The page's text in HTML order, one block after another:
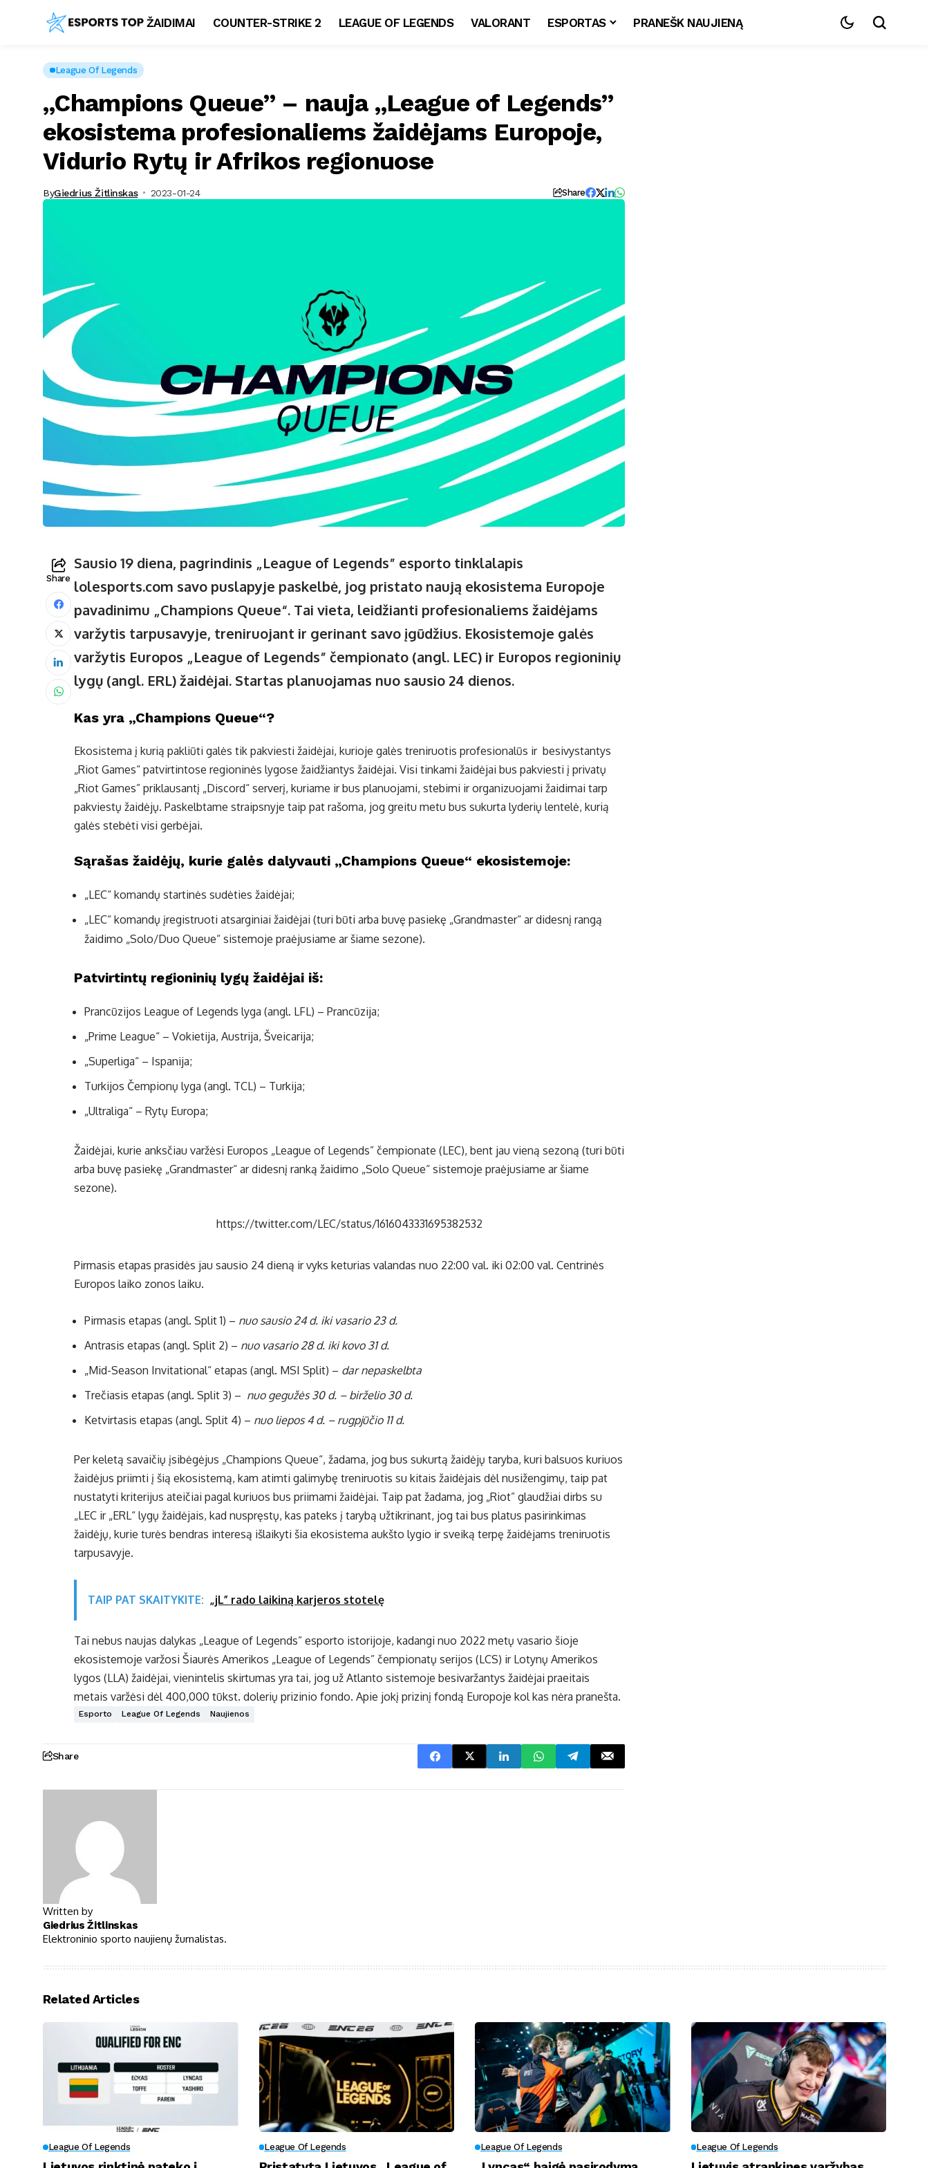
ŽAIDIMAI COUNTER-STRIKE 2 LEAGUE OF LEGENDS VALORANT ESPORTAS PRANEŠK NAUJIENĄ
League Of Legends
„Champions Queue” – nauja „League of Legends”
ekosistema profesionaliems žaidėjams Europoje,
Vidurio Rytų ir Afrikos regionuose
ByGiedrius Žitlinskas 2023-01-24 Share
Share
Sausio 19 diena, pagrindinis „League of Legends” esporto tinklalapis
lolesports.com savo puslapyje paskelbė, jog pristato naują ekosistema Europoje
pavadinimu „Champions Queue“. Tai vieta, leidžianti profesionaliems žaidėjams
varžytis tarpusavyje, treniruojant ir gerinant savo įgūdžius. Ekosistemoje galės
varžytis Europos „League of Legends” čempionato (angl. LEC) ir Europos regioninių
lygų (angl. ERL) žaidėjai. Startas planuojamas nuo sausio 24 dienos.
Kas yra „Champions Queue“?
Ekosistema į kurią pakliūti galės tik pakviesti žaidėjai, kurioje galės treniruotis profesionalūs ir besivystantys
„Riot Games“ patvirtintose regioninės lygose žaidžiantys žaidėjai. Visi tinkami žaidėjai bus pakviesti į privatų
„Riot Games” priklausantį „Discord“ serverį, kuriame ir bus planuojami, stebimi ir organizuojami žaidimai tarp
pakviestų žaidėjų. Paskelbtame straipsnyje taip pat rašoma, jog greitu metu bus sukurta lyderių lentelė, kurią
galės stebėti visi gerbėjai.
Sąrašas žaidėjų, kurie galės dalyvauti „Champions Queue“ ekosistemoje:
„LEC“ komandų startinės sudėties žaidėjai;
„LEC“ komandų įregistruoti atsarginiai žaidėjai (turi būti arba buvę pasiekę „Grandmaster“ ar didesnį rangą
žaidimo „Solo/Duo Queue“ sistemoje praėjusiame ar šiame sezone).
Patvirtintų regioninių lygų žaidėjai iš:
Prancūzijos League of Legends lyga (angl. LFL) – Prancūzija;
„Prime League“ – Vokietija, Austrija, Šveicarija;
„Superliga“ – Ispanija;
Turkijos Čempionų lyga (angl. TCL) – Turkija;
„Ultraliga“ – Rytų Europa;
Žaidėjai, kurie anksčiau varžėsi Europos „League of Legends” čempionate (LEC), bent jau vieną sezoną (turi būti
arba buvę pasiekę „Grandmaster“ ar didesnį ranką žaidimo „Solo Queue“ sistemoje praėjusiame ar šiame
sezone).
https://twitter.com/LEC/status/1616043331695382532
Pirmasis etapas prasidės jau sausio 24 dieną ir vyks keturias valandas nuo 22:00 val. iki 02:00 val. Centrinės
Europos laiko zonos laiku.
Pirmasis etapas (angl. Split 1) – nuo sausio 24 d. iki vasario 23 d.
Antrasis etapas (angl. Split 2) – nuo vasario 28 d. iki kovo 31 d.
„Mid-Season Invitational“ etapas (angl. MSI Split) – dar nepaskelbta
Trečiasis etapas (angl. Split 3) – nuo gegužės 30 d. – birželio 30 d.
Ketvirtasis etapas (angl. Split 4) – nuo liepos 4 d. – rugpjūčio 11 d.
Per keletą savaičių įsibėgėjus „Champions Queue“, žadama, jog bus sukurtą žaidėjų taryba, kuri balsuos kuriuos
žaidėjus priimti į šią ekosistemą, kam atimti galimybę treniruotis su kitais žaidėjais dėl nusižengimų, taip pat
nustatyti kriterijus ateičiai pagal kuriuos bus priimami žaidėjai. Taip pat žadama, jog „Riot” glaudžiai dirbs su
„LEC ir „ERL“ lygų žaidėjais, kad nuspręstų, kas pateks į tarybą užtikrinant, jog tai bus platus pasirinkimas
žaidėjų, kurie turės bendras interesą išlaikyti šia ekosistema aukšto lygio ir sveiką terpę žaidėjams treniruotis
tarpusavyje.
TAIP PAT SKAITYKITE: „jL” rado laikiną karjeros stotelę
Tai nebus naujas dalykas „League of Legends” esporto istorijoje, kadangi nuo 2022 metų vasario šioje
ekosistemoje varžosi Šiaurės Amerikos „League of Legends” čempionatų serijos (LCS) ir Lotynų Amerikos
lygos (LLA) žaidėjai, vienintelis skirtumas yra tai, jog už Atlanto sistemoje besivaržantys žaidėjai praeitais
metais varžėsi dėl 400,000 tūkst. dolerių prizinio fondo. Apie jokį prizinį fondą Europoje kol kas nėra pranešta.
Esporto League Of Legends Naujienos
Share
Written by
Giedrius Žitlinskas
Elektroninio sporto naujienų žurnalistas.
Related Articles
League Of Legends League Of Legends League Of Legends League Of Legends